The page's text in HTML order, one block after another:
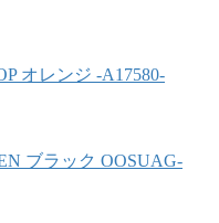
オレンジ -A17580-
ブラック OOSUAG-